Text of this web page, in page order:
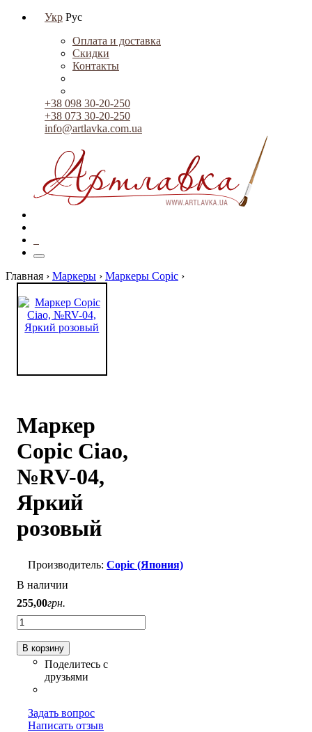
Укр Рус
Оплата и доставка
Скидки
Контакты
+38 098 30-20-250
+38 073 30-20-250
info@artlavka.com.ua
Главная › Маркеры › Маркеры Copic ›
Маркер
Copic Ciao,
№RV-04,
Яркий
розовый
Copic (Япония)
В наличии
255,00грн.
В корзину
Задать вопрос
Написать отзыв